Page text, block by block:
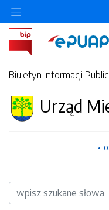
Biuletyn Informacji
Urząd
Wyszukiwarka